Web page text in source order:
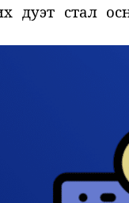
дуэт стал